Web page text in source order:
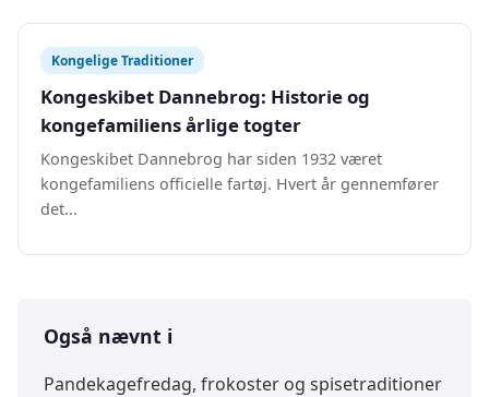
Kongelige Traditioner
Kongeskibet Dannebrog: Historie og
kongefamiliens årlige togter
Kongeskibet Dannebrog har siden 1932 været
kongefamiliens officielle fartøj. Hvert år gennemfører
det...
Også nævnt i
Pandekagefredag, frokoster og spisetraditioner